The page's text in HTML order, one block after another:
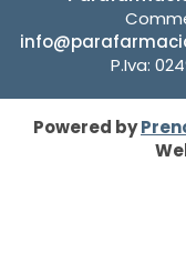
P.Iva:
Powered by